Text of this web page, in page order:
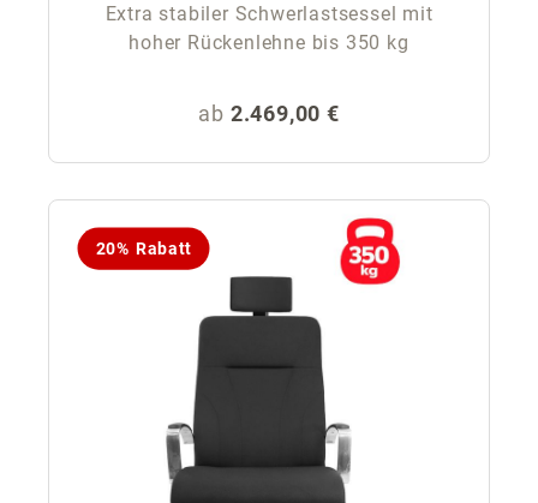
Extra stabiler Schwerlastsessel mit
hoher Rückenlehne bis 350 kg
Regulärer Preis:
ab 2.469,00 €
20% Rabatt